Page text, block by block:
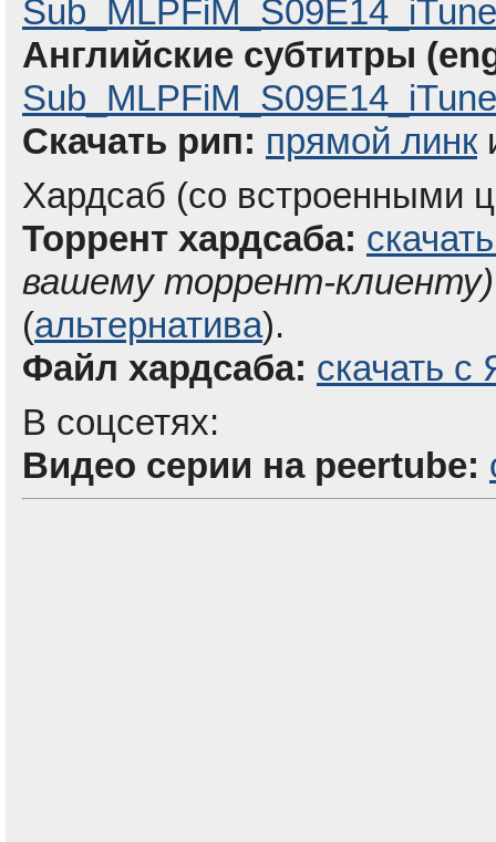
Английские субтитры
Скачать рип: прямой линк
Хардсаб (со встроенными
Торрент хардсаба:
вашему торрент-клиенту)
(альтернатива).
Файл хардсаба: скачать с
В соцсетях:
Видео серии на peertube: